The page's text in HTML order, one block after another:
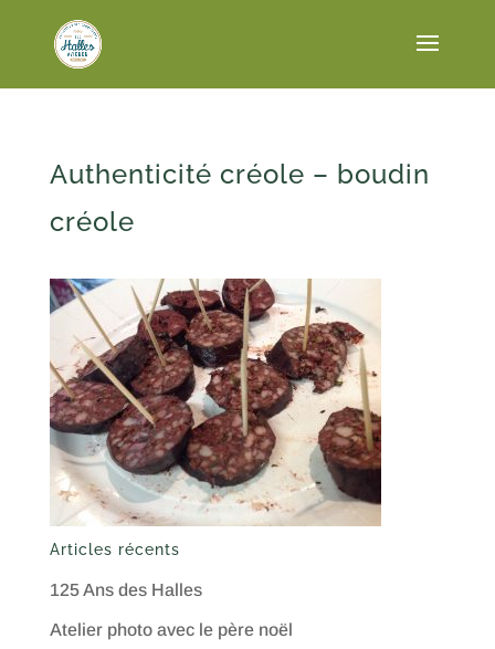
Authenticité créole – boudin
créole
Articles récents
125 Ans des Halles
Atelier photo avec le père noël